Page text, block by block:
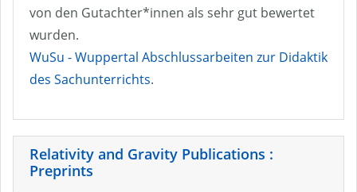
von den Gutachter*innen als sehr gut bewertet
wurden.
WuSu - Wuppertal Abschlussarbeiten zur Didaktik
des Sachunterrichts.
Relativity and Gravity Publications :
Preprints